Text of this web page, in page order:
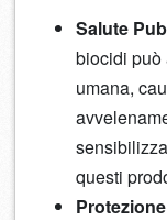
Salute
biocidi può
umana,
questi